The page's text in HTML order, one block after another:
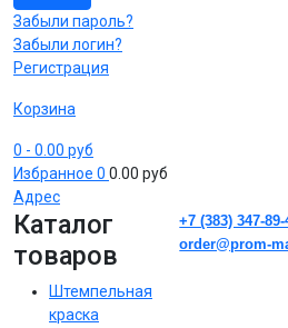
Забыли пароль?
Забыли логин?
Регистрация
Корзина
0 - 0.00 руб
Избранное 0 0.00 руб
Адрес
Каталог
товаров
Штемпельная
краска
+7 (383) 347-89-
order@prom-